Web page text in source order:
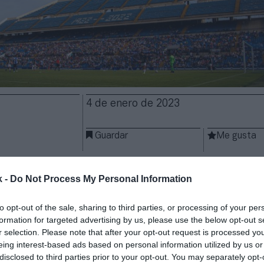
- Do Not Process My Personal Information
opt-out of the sale, sharing to third parties, or processing of your
for targeted advertising by us, please use the below opt-out
selection. Please note that after your opt-out request is processed
interest-based ads based on personal information utilized by us
to third parties prior to your opt-out. You may separately
4 de enero de 2023
Guardar Me gusta
y ello tiene consecuencias en sus finanzas. El club
acumulados desde 2011, cuando jugó por
En este escenario,la propiedad prepara una
millones de euros.
que será aprobada en una próxima junta